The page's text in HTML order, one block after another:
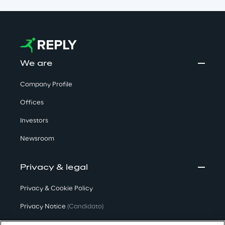
We are
Company Profile
Offices
Investors
Newsroom
Privacy & legal
Privacy & Cookie Policy
Privacy Notice (Candidato)